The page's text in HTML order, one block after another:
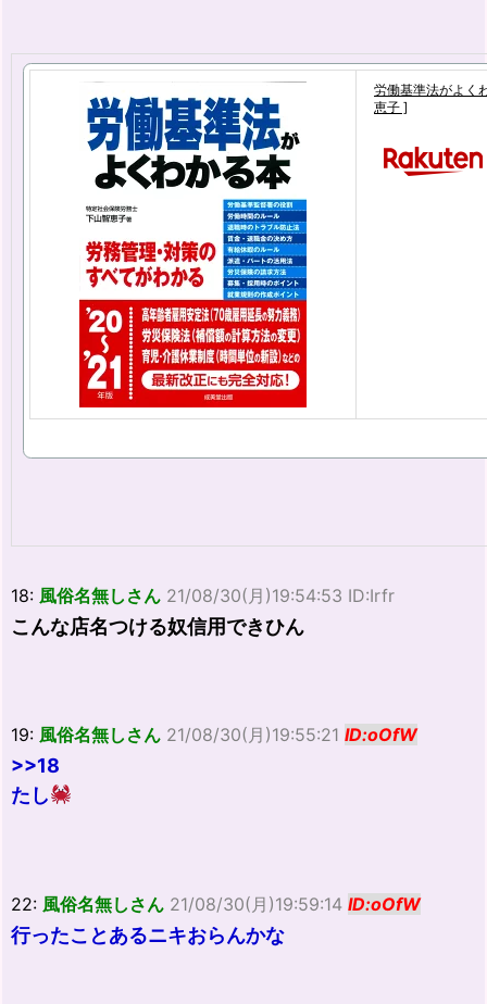
労働基準法がよく
恵子 ]
18: 風俗名無しさん 21/08/30(月)19:54:53 ID:Irfr
こんな店名つける奴信用できひん
19: 風俗名無しさん 21/08/30(月)19:55:21 ID:oOfW
>>18
たし
22: 風俗名無しさん 21/08/30(月)19:59:14 ID:oOfW
行ったことあるニキおらんかな